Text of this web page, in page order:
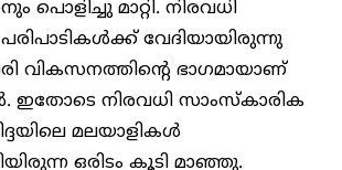
പൊളിച്ചു മാറ്റി. നിരവധി
വേദിയായിരുന്നു
വികസനത്തിന്റെ ഭാഗമായാണ്
ഇതോടെ നിരവധി സാംസ്‌കാരിക
മലയാളികൾ
ഒരിടം കൂടി മാഞ്ഞു.